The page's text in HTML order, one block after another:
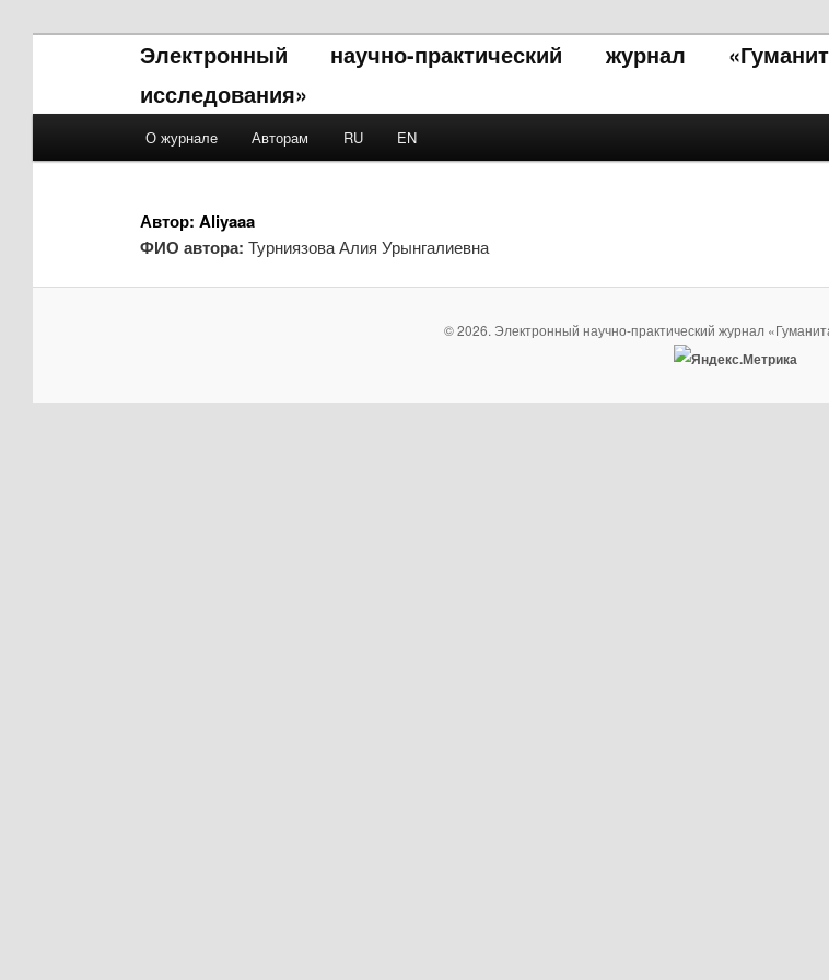
Электронный научно-практический журнал
исследования»
Skip to primary content
Skip to secondary content
О журнале Авторам RU EN
Автор: Aliyaaa
ФИО автора: Турниязова Алия Урынгалиевна
© 2026. Электронный научно-практический журнал